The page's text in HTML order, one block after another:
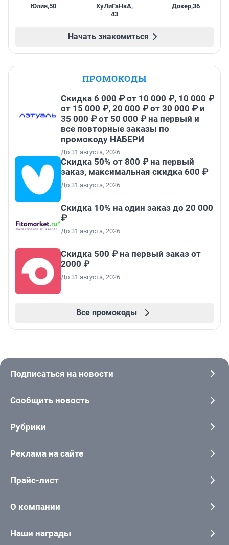
Юлия,50 ХуЛиГаНкА,
43
Докер,36
Начать знакомиться
ПРОМОКОДЫ
Скидка 6 000 ₽ от 10 000 ₽, 10 000 ₽
от 15 000 ₽, 20 000 ₽ от 30 000 ₽ и
35 000 ₽ от 50 000 ₽ на первый и
все повторные заказы по
промокоду НАБЕРИ
До 31 августа, 2026
Скидка 50% от 800 ₽ на первый
заказ, максимальная скидка 600 ₽
До 31 августа, 2026
Скидка 10% на один заказ до 20 000
₽
До 31 августа, 2026
Скидка 500 ₽ на первый заказ от
2000 ₽
До 31 августа, 2026
Все промокоды
Подписаться на новости
Сообщить новость
Рубрики
Реклама на сайте
Прайс-лист
О компании
Наши награды